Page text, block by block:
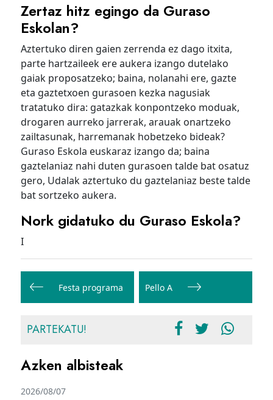
Zertaz hitz egingo da Guraso
Eskolan?
Aztertuko diren gaien zerrenda ez dago itxita,
parte hartzaileek ere aukera izango dutelako
gaiak proposatzeko; baina, nolanahi ere, gazte
eta gaztetxoen gurasoen kezka nagusiak
tratatuko dira: gatazkak konpontzeko moduak,
drogaren aurreko jarrerak, arauak onartzeko
zailtasunak, harremanak hobetzeko bideak?
Guraso Eskola euskaraz izango da; baina
gaztelaniaz nahi duten gurasoen talde bat osatuz
gero, Udalak aztertuko du gaztelaniaz beste talde
bat sortzeko aukera.
Nork gidatuko du Guraso Eskola?
I
Bidalketetan
zehar
nabigatu
Festa programa Pello A
PARTEKATU!
Azken albisteak
2026/08/07